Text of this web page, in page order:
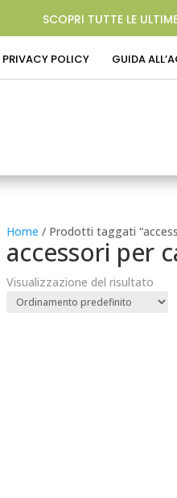
SCOPRI TUTTE LE
PRIVACY POLICY GUIDA
Home / Prodotti taggati
accessori per
Visualizzazione del risultato